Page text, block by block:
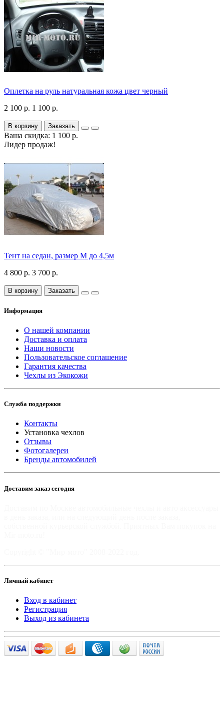
Оплетка на руль натуральная кожа цвет черный
2 100 р. 1 100 р.
В корзину Заказать
Ваша скидка: 1 100 р.
Лидер продаж!
Тент на седан, размер М до 4,5м
4 800 р. 3 700 р.
В корзину Заказать
Информация
О нашей компании
Доставка и оплата
Наши новости
Пользовательское соглашение
Гарантия качества
Чехлы из Экокожи
Служба поддержки
Контакты
Установка чехлов
Отзывы
Фотогалереи
Бренды автомобилей
Доставим заказ сегодня
Личный кабинет
Вход в кабинет
Регистрация
Выход из кабинета